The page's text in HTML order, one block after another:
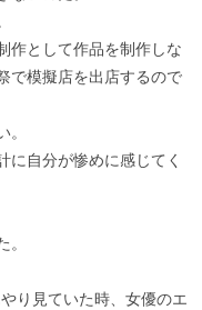
作として作品を制作しな
で模擬店を出店するので
に自分が惨めに感じてく
。
り見ていた時、女優のエ